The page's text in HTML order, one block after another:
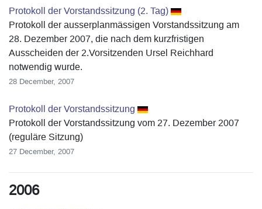
Protokoll der Vorstandssitzung (2. Tag)
Protokoll der ausserplanmässigen Vorstandssitzung am
28. Dezember 2007, die nach dem kurzfristigen
Ausscheiden der 2.Vorsitzenden Ursel Reichhard
notwendig wurde.
28 December, 2007
Protokoll der Vorstandssitzung
Protokoll der Vorstandssitzung vom 27. Dezember 2007
(reguläre Sitzung)
27 December, 2007
2006